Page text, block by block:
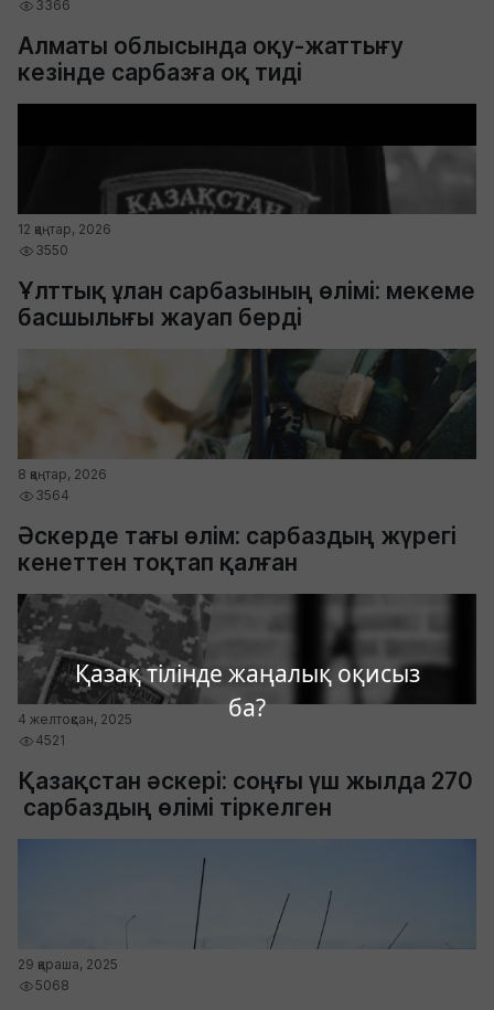
Қазақ тілінде жаңалық оқисыз
ба?
3366
Алматы облысында оқу-жаттығу
кезінде сарбазға оқ тиді
12 қаңтар, 2026
3550
Ұлттық ұлан сарбазының өлімі: мекеме
басшылығы жауап берді
8 қаңтар, 2026
3564
Әскерде тағы өлім: сарбаздың жүрегі
кенеттен тоқтап қалған
4 желтоқсан, 2025
4521
Қазақстан әскері: соңғы үш жылда 270
сарбаздың өлімі тіркелген
29 қараша, 2025
5068